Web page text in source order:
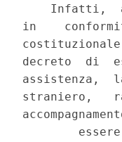
Infatti,
in
decreto  di
assistenza,
straniero,